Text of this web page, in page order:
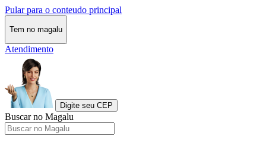
Pular para o conteudo principal
Tem no magalu
Atendimento
Digite seu CEP
Buscar no Magalu